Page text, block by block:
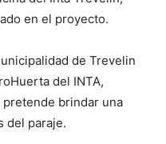
en el proyecto.
de Trevelin
del INTA,
brindar una
del paraje.